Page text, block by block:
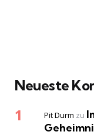
Neueste
Pit Durm zu